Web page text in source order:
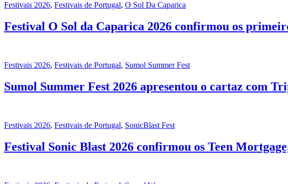
Festivais 2026, Festivais de Portugal, O Sol Da Caparica
Festival O Sol da Caparica 2026 confirmou os
Festivais 2026, Festivais de Portugal, Sumol Summer Fest
Sumol Summer Fest 2026 apresentou o cartaz com
Festivais 2026, Festivais de Portugal, SonicBlast Fest
Festival Sonic Blast 2026 confirmou os Teen